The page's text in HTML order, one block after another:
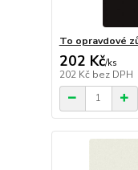
To opravdové
202 Kč/ks
202 Kč bez DPH